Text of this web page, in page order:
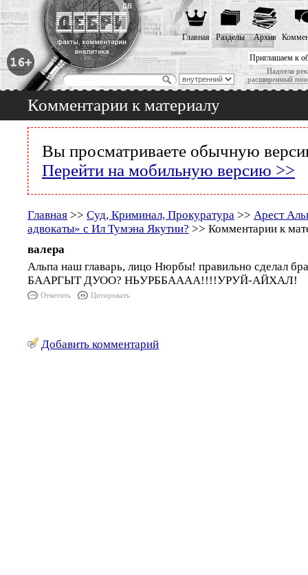
Приглашаем к
Надоела
расширенный
Главная Разделы Архив
Комментарии к материалу
Вы просматриваете обычную
Перейти на мобильную версию >>
Главная >> Суд, Криминал, Прокуратура >> Арест
адвокаты» с Ил Тумэна Якутии? >> Комментарии к
валера
Альпа наш главарь, лицо Нюрбы! правильно сделал
БААРГЫТ ДУОО? НЬУРББАААА!!!!УРУЙ-АЙХАЛ!
Ответить Цитировать
Добавить комментарий